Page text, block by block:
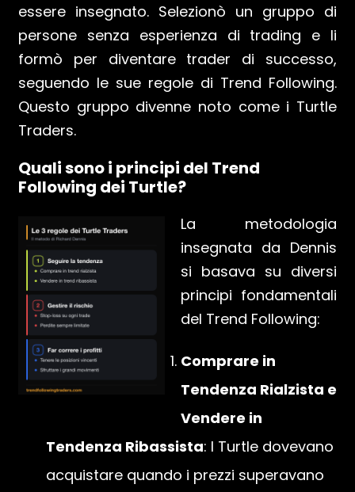
essere insegnato. Selezionò un gruppo di
persone senza esperienza di trading e li
formò per diventare trader di successo,
seguendo le sue regole di Trend Following.
Questo gruppo divenne noto come i Turtle
Traders.
Quali sono i principi del Trend
Following dei Turtle?
La metodologia
insegnata da Dennis
si basava su diversi
principi fondamentali
del Trend Following:
Comprare in
Tendenza Rialzista e
Vendere in
Tendenza Ribassista: I Turtle dovevano
acquistare quando i prezzi superavano